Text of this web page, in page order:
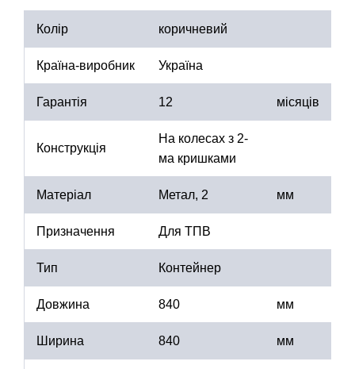
Колір коричневий
Країна-виробник Україна
Гарантія 12 місяців
Конструкція
На колесах з 2-
ма кришками
Матеріал Метал, 2 мм
Призначення Для ТПВ
Тип Контейнер
Довжина 840 мм
Ширина 840 мм